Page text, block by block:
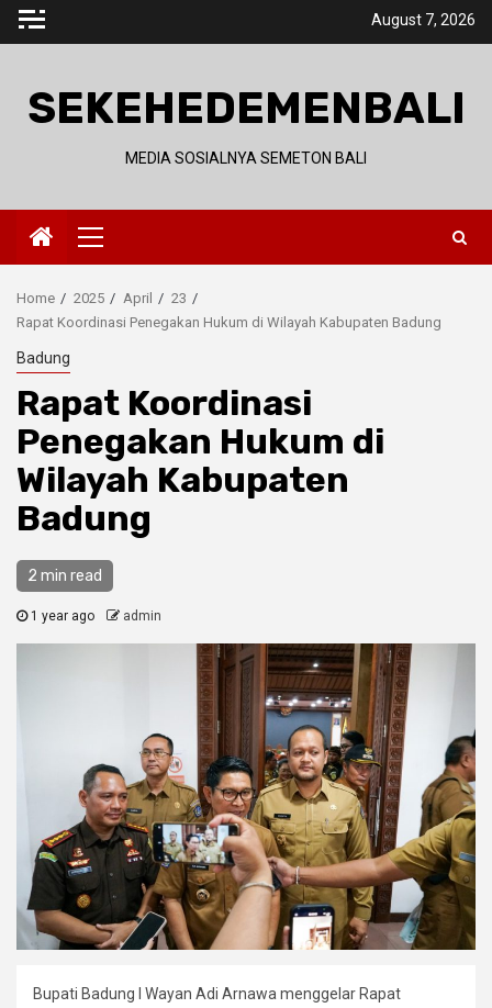
Skip
August 7, 2026
SEKEHEDEMENBALI
MEDIA SOSIALNYA SEMETON BALI
Primary
Menu
Home 2025 April
23
Rapat Koordinasi Penegakan Hukum di Wilayah Kabupaten Badung
Badung
Rapat Koordinasi
Penegakan Hukum di
Wilayah Kabupaten
Badung
2 min read
1 year ago admin
Bupati Badung I Wayan Adi Arnawa menggelar Rapat